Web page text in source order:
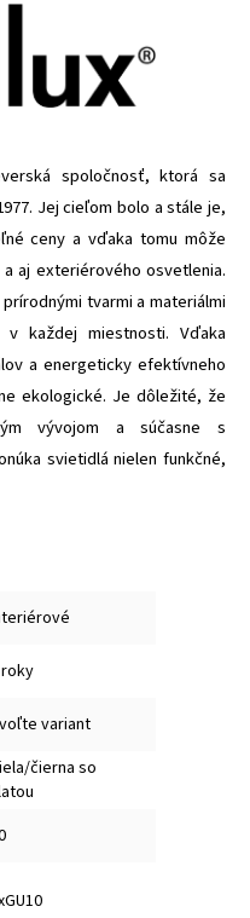
spoločnosť, ktorá sa
Jej cieľom bolo a stále je,
ceny a vďaka tomu môže
aj exteriérového osvetlenia.
tvarmi a materiálmi
každej miestnosti. Vďaka
a energeticky efektívneho
ekologické. Je dôležité, že
vývojom a súčasne s
svietidlá nielen funkčné,
variant
čierna so